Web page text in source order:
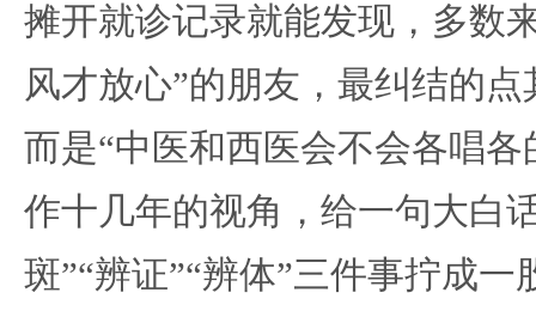
摊开就诊记录就能发现，多数
风才放心”的朋友，最纠结的
而是“中医和西医会不会各唱
作十几年的视角，给一句大白
斑”“辨证”“辨体”三件事拧成